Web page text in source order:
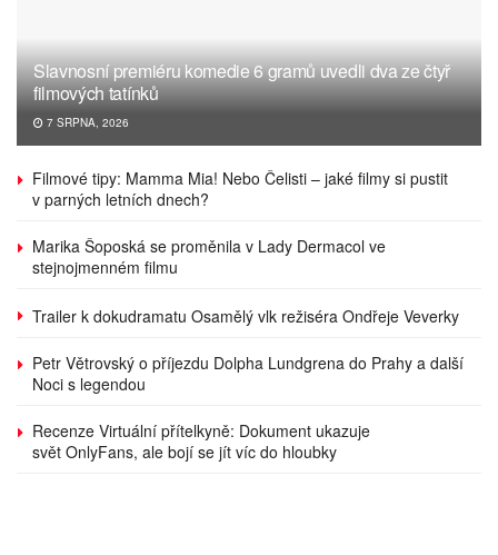
Slavnosní premiéru komedie 6 gramů uvedli dva ze čtyř
filmových tatínků
7 SRPNA, 2026
Filmové tipy: Mamma Mia! Nebo Čelisti – jaké filmy si pustit
v parných letních dnech?
Marika Šoposká se proměnila v Lady Dermacol ve
stejnojmenném filmu
Trailer k dokudramatu Osamělý vlk režiséra Ondřeje Veverky
Petr Větrovský o příjezdu Dolpha Lundgrena do Prahy a další
Noci s legendou
Recenze Virtuální přítelkyně: Dokument ukazuje
svět OnlyFans, ale bojí se jít víc do hloubky